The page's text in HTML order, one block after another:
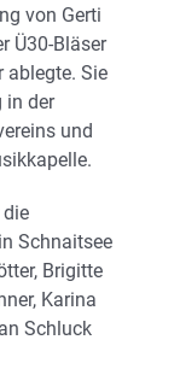
von Gerti
Ü30-Bläser
ablegte. Sie
in der
und
Schnaitsee
Brigitte
Karina
Schluck